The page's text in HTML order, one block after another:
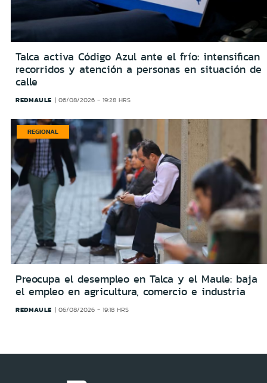
Talca activa Código Azul ante el frío: intensifican
recorridos y atención a personas en situación de
calle
REDMAULE 06/08/2026 - 19:28 HRS
REGIONAL
Preocupa el desempleo en Talca y el Maule: baja
el empleo en agricultura, comercio e industria
REDMAULE 06/08/2026 - 19:18 HRS